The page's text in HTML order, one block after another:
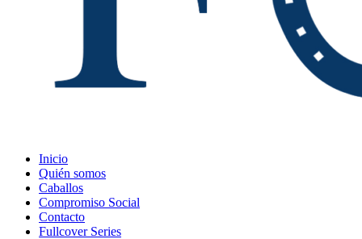
Inicio
Quién somos
Caballos
Compromiso Social
Contacto
Fullcover Series